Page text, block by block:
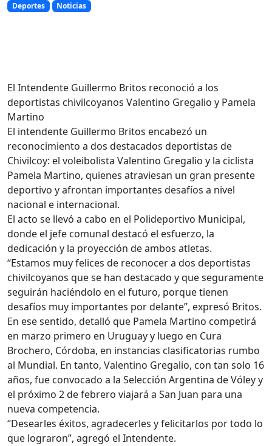
Deportes Noticias
El Intendente Guillermo Britos reconoció a los
deportistas chivilcoyanos Valentino Gregalio y Pamela
Martino
El intendente Guillermo Britos encabezó un
reconocimiento a dos destacados deportistas de
Chivilcoy: el voleibolista Valentino Gregalio y la ciclista
Pamela Martino, quienes atraviesan un gran presente
deportivo y afrontan importantes desafíos a nivel
nacional e internacional.
El acto se llevó a cabo en el Polideportivo Municipal,
donde el jefe comunal destacó el esfuerzo, la
dedicación y la proyección de ambos atletas.
“Estamos muy felices de reconocer a dos deportistas
chivilcoyanos que se han destacado y que seguramente
seguirán haciéndolo en el futuro, porque tienen
desafíos muy importantes por delante”, expresó Britos.
En ese sentido, detalló que Pamela Martino competirá
en marzo primero en Uruguay y luego en Cura
Brochero, Córdoba, en instancias clasificatorias rumbo
al Mundial. En tanto, Valentino Gregalio, con tan solo 16
años, fue convocado a la Selección Argentina de Vóley y
el próximo 2 de febrero viajará a San Juan para una
nueva competencia.
“Desearles éxitos, agradecerles y felicitarlos por todo lo
que lograron”, agregó el Intendente.